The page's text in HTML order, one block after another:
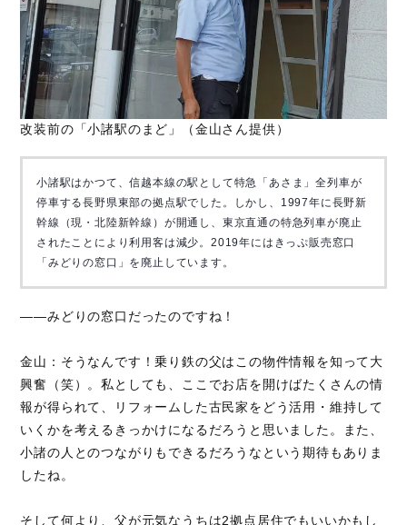
改装前の「小諸駅のまど」（金山さん提供）
小諸駅はかつて、信越本線の駅として特急「あさま」全列車が
停車する長野県東部の拠点駅でした。しかし、1997年に長野新
幹線（現・北陸新幹線）が開通し、東京直通の特急列車が廃止
されたことにより利用客は減少。2019年にはきっぷ販売窓口
「みどりの窓口」を廃止しています。
――みどりの窓口だったのですね！
金山：そうなんです！乗り鉄の父はこの物件情報を知って大
興奮（笑）。私としても、ここでお店を開けばたくさんの情
報が得られて、リフォームした古民家をどう活用・維持して
いくかを考えるきっかけになるだろうと思いました。また、
小諸の人とのつながりもできるだろうなという期待もありま
したね。
そして何より、父が元気なうちは2拠点居住でもいいかもし